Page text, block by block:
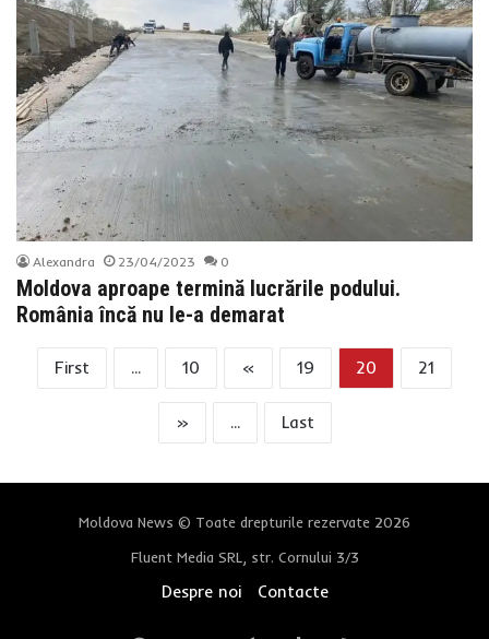
Alexandra 23/04/2023 0
Moldova aproape termină lucrările podului.
România încă nu le-a demarat
First ... 10 « 19 20 21
» ... Last
Moldova News © Toate drepturile rezervate 2026
Fluent Media SRL, str. Cornului 3/3
Despre noi Contacte